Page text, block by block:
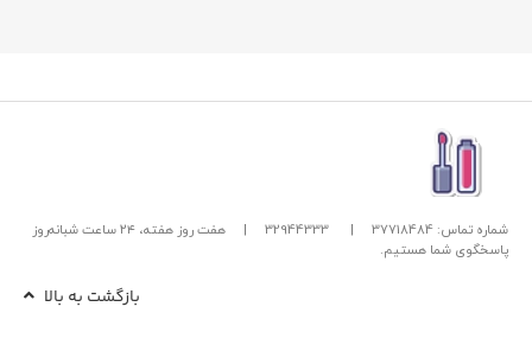
شماره تماس: 37718484 |
32944333
|
هفت روز هفته، ۲۴ ساعت شبانه‌روز
پاسخگوی شما هستیم.
بازگشت به بالا